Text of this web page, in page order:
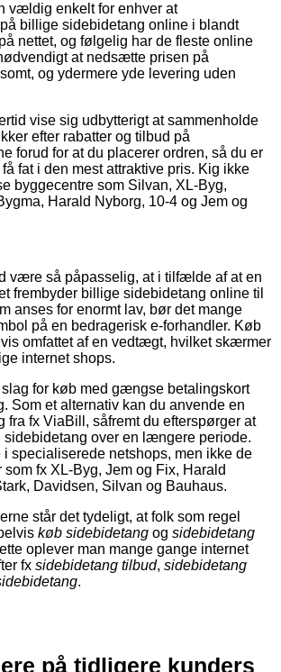
vældig enkelt for enhver at
billige sidebidetang online i blandt
nettet, og følgelig har de fleste online
at nedsætte prisen på
og ydermere yde levering uden
vise sig udbytterigt at sammenholde
efter rabatter og tilbud på
forud for at du placerer ordren, så du er
fat i den mest attraktive pris. Kig ikke
byggecentre som Silvan, XL-Byg,
Harald Nyborg, 10-4 og Jem og
være så påpasselig, at i tilfælde af at en
frembyder billige sidebidetang online til
anses for enormt lav, bør det mange
på en bedragerisk e-forhandler. Køb
omfattet af en vedtægt, hvilket skærmer
internet shops.
for køb med gængse betalingskort
Som et alternativ kan du anvende en
fra fx ViaBill, såfremt du efterspørger at
sidebidetang over en længere periode.
i specialiserede netshops, men ikke de
fx XL-Byg, Jem og Fix, Harald
Davidsen, Silvan og Bauhaus.
står det tydeligt, at folk som regel
køb sidebidetang og sidebidetang
oplever man mange gange internet
fx sidebidetang tilbud, sidebidetang
.
på tidligere kunders